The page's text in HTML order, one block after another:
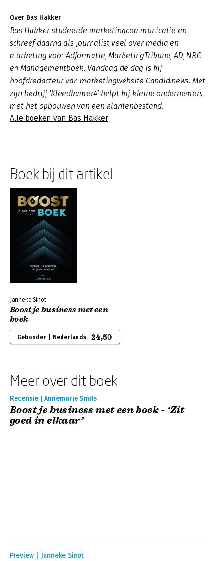
Over Bas Hakker
Bas Hakker studeerde marketingcommunicatie en
schreef daarna als journalist veel over media en
marketing voor Adformatie, MarketingTribune, AD, NRC
en Managementboek. Vandaag de dag is hij
hoofdredacteur van marketingwebsite Candid.news. Met
zijn bedrijf ‘Kleedkamer4’ helpt hij kleine ondernemers
met het opbouwen van een klantenbestand.
Alle boeken van Bas Hakker
Boek bij dit artikel
Janneke Sinot
Boost je business met een
boek
Gebonden | Nederlands 24,50
Meer over dit boek
Recensie | Annemarie Smits
Boost je business met een boek - ‘Zit
goed in elkaar’
Preview | Janneke Sinot